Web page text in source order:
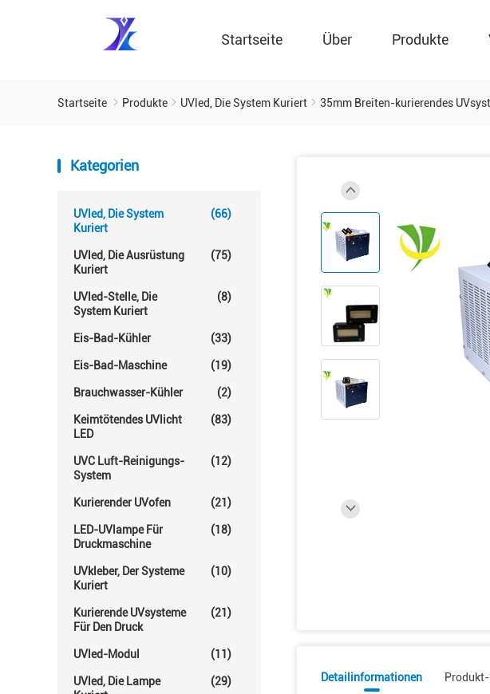
Startseite Über Produkte
Startseite Produkte UVled, Die System Kuriert 35mm Breiten-kurierendes
Kategorien
UVled, Die System
Kuriert
(66)
UVled, Die Ausrüstung
Kuriert
(75)
UVled-Stelle, Die
System Kuriert
(8)
Eis-Bad-Kühler (33)
Eis-Bad-Maschine (19)
Brauchwasser-Kühler (2)
Keimtötendes UVlicht
LED
(83)
UVC Luft-Reinigungs-
System
(12)
Kurierender UVofen (21)
LED-UVlampe Für
Druckmaschine
(18)
UVkleber, Der Systeme
Kuriert
(10)
Kurierende UVsysteme
Für Den Druck
(21)
UVled-Modul (11)
UVled, Die Lampe
(29) Detailinformationen